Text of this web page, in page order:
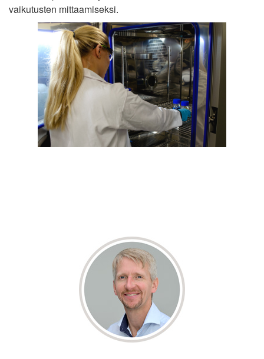
vaikutusten mittaamiseksi.